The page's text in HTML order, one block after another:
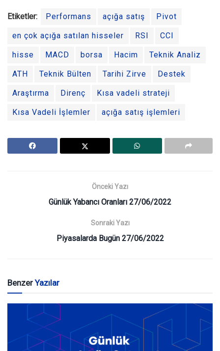
Etiketler: Performans açığa satış Pivot
en çok açığa satılan hisseler RSI CCI
hisse MACD borsa Hacim Teknik Analiz
ATH Teknik Bülten Tarihi Zirve Destek
Araştırma Direnç Kısa vadeli strateji
Kısa Vadeli İşlemler açığa satış işlemleri
Önceki Yazı
Günlük Yabancı Oranları 27/06/2022
Sonraki Yazı
Piyasalarda Bugün 27/06/2022
BenzerYazılar